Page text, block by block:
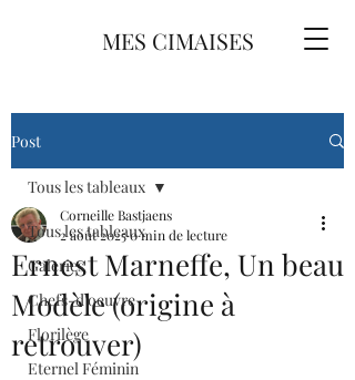
MES CIMAISES
Post
Tous les tableaux
Galeries
Chefs-d'oeuvre
Florilège
Eternel Féminin
Tous les tableaux
Ernest Marneffe, Un beau
Modèle (origine à
retrouver)
Corneille Bastjaens
2 août 20250 min de lecture